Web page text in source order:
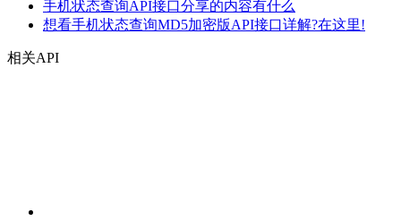
手机状态查询API接口分享的内容有什么
想看手机状态查询MD5加密版API接口详解?在这里!
相关API